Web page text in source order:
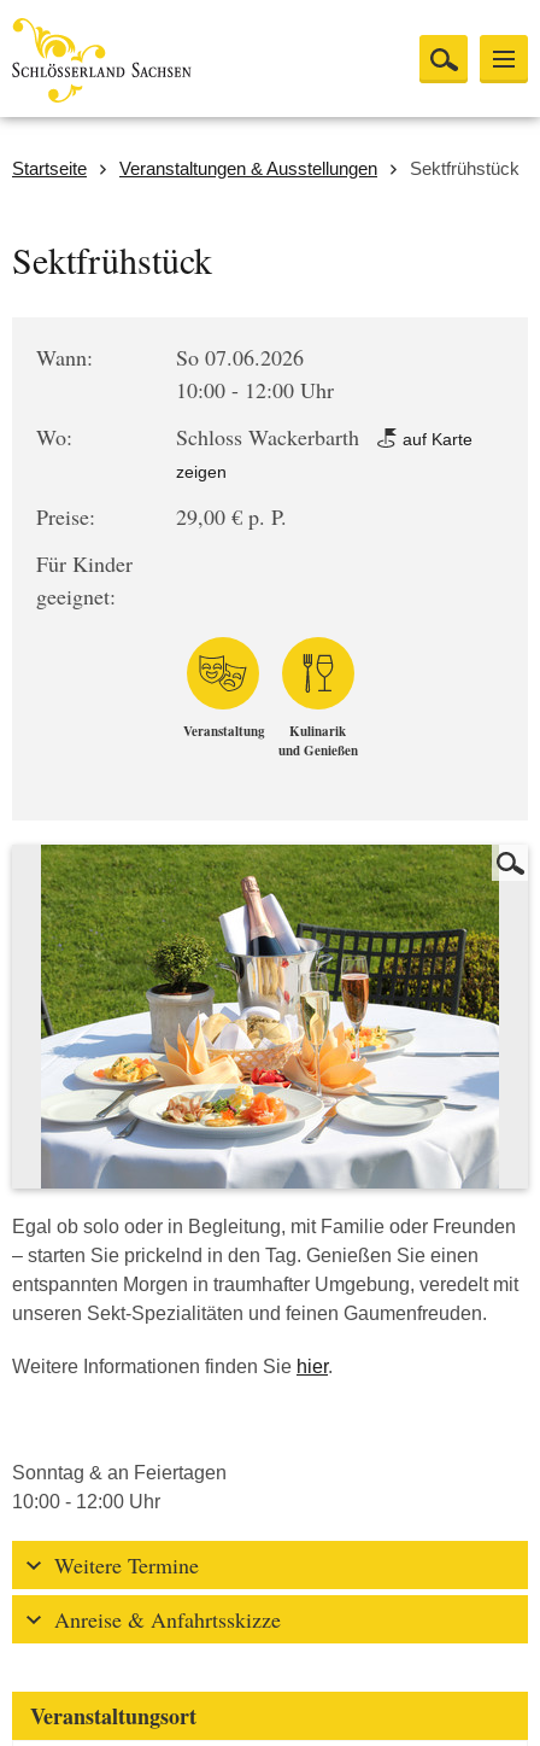
Startseite Veranstaltungen & Ausstellungen Sektfrühstück
Sektfrühstück
Wann:
So 07.06.2026
10:00 - 12:00 Uhr
Wo:
Schloss Wackerbarth
auf Karte
zeigen
Preise:
29,00 € p. P.
Für Kinder
geeignet:
Veranstaltung
Kulinarik
und Genießen
Egal ob solo oder in Begleitung, mit Familie oder Freunden
– starten Sie prickelnd in den Tag. Genießen Sie einen
entspannten Morgen in traumhafter Umgebung, veredelt mit
unseren Sekt-Spezialitäten und feinen Gaumenfreuden.
Weitere Informationen finden Sie hier.
Sonntag & an Feiertagen
10:00 - 12:00 Uhr
Weitere Termine
Anreise & Anfahrtsskizze
Veranstaltungsort